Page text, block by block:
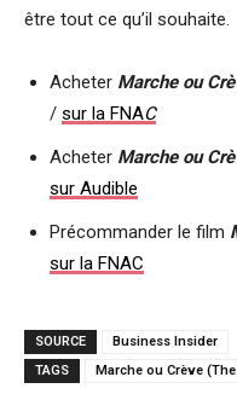
être tout ce qu’il souhaite.
Acheter Marche ou
/ sur la FNAC
Acheter Marche ou
sur Audible
Précommander le film
sur la FNAC
SOURCE
Business Insider
TAGS
Marche ou Crève